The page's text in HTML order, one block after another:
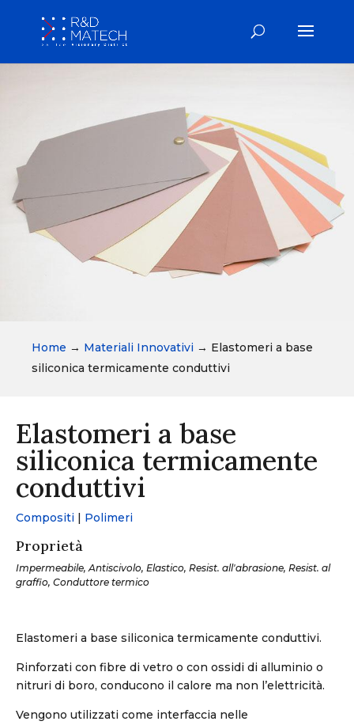
Home → Materiali Innovativi → Elastomeri a base
siliconica termicamente conduttivi
Elastomeri a base
siliconica termicamente
conduttivi
Compositi | Polimeri
Proprietà
Impermeabile, Antiscivolo, Elastico, Resist. all'abrasione, Resist. al
graffio, Conduttore termico
Elastomeri a base siliconica termicamente conduttivi.
Rinforzati con fibre di vetro o con ossidi di alluminio o
nitruri di boro, conducono il calore ma non l’elettricità.
Vengono utilizzati come interfaccia nelle